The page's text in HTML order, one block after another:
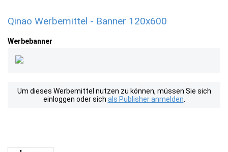
Qinao Werbemittel - Banner 120x600
Werbebanner
Um dieses Werbemittel nutzen zu können, müssen Sie sich
einloggen oder sich als Publisher anmelden